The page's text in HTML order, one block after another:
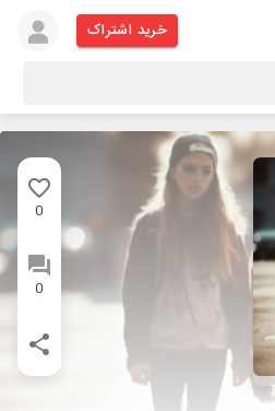
خرید اشتراک
0
0